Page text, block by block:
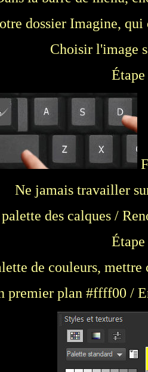
dossier Imagine,
Choisir l'image
Étape
Ne jamais travailler
des calques /
Étape
de couleurs,
premier plan #ffff00 /